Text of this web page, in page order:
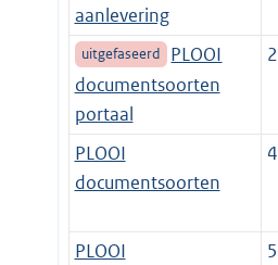
aanlevering
uitgefaseerd
PLOOI
documentsoorten
portaal
2
PLOOI
documentsoorten
4
PLOOI
5